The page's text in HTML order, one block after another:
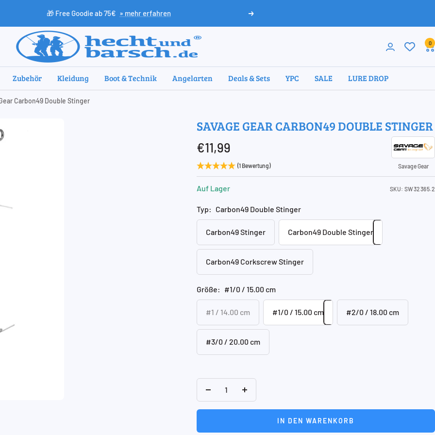
🎁 Free Goodie ab 75€ » mehr erfahren Weiter
HechtundBarsch.de
0
Zubehör Kleidung Boot & Technik Angelarten Deals & Sets YPC SALE LURE DROP
Carbon49 Double Stinger
SAVAGE GEAR CARBON49 DOUBLE STINGER
Angebotspreis
€11,99
Savage Gear
(1 Bewertung)
Auf Lager SKU: SW32365.2
Typ: Carbon49 Double Stinger
Carbon49 Stinger Carbon49 Double Stinger
Carbon49 Corkscrew Stinger
Größe: #1/0 / 15.00 cm
#1 / 14.00 cm #1/0 / 15.00 cm #2/0 / 18.00 cm
#3/0 / 20.00 cm
Menge
verringernerhöhen
IN DEN WARENKORB